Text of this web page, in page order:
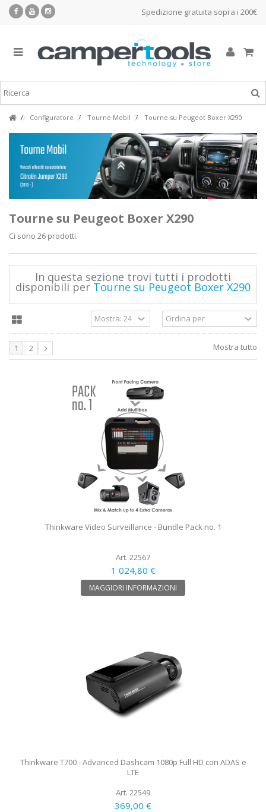
Spedizione gratuita sopra i 200€
Configuratore Tourne Mobil Tourne su Peugeot Boxer X290
Tourne su Peugeot Boxer X290
Ci sono 26 prodotti.
In questa sezione trovi tutti i prodotti
disponibili per Tourne su Peugeot Boxer X290
Mostra tutto
1 2
Thinkware Video Surveillance - Bundle Pack no. 1
Art. 22567
1 024,80 €
MAGGIORI INFORMAZIONI
Thinkware T700 - Advanced Dashcam 1080p Full HD con ADAS e
LTE
Art. 22549
369,00 €